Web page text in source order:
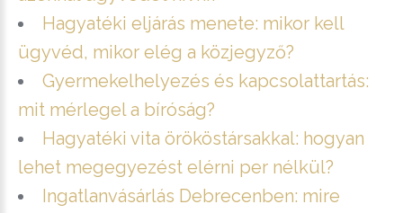
Hagyatéki eljárás menete: mikor kell
ügyvéd, mikor elég a közjegyző?
Gyermekelhelyezés és kapcsolattartás:
mit mérlegel a bíróság?
Hagyatéki vita örököstársakkal: hogyan
lehet megegyezést elérni per nélkül?
Ingatlanvásárlás Debrecenben: mire